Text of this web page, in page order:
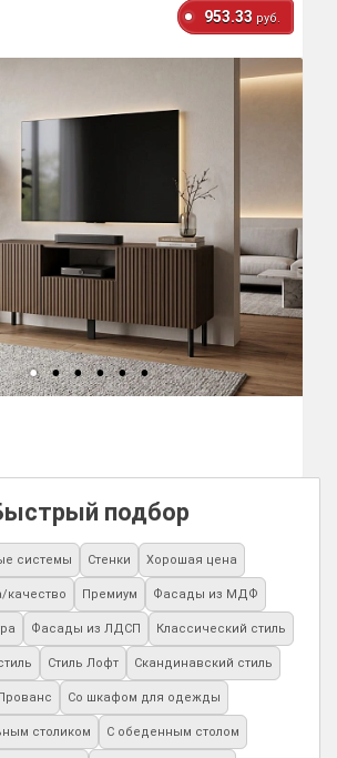
953.33 руб.
подбор
системы Стенки Хорошая цена
качество Премиум Фасады из МДФ
Фасады из ЛДСП Классический стиль
Стиль Лофт Скандинавский стиль
Со шкафом для одежды
столиком С обеденным столом